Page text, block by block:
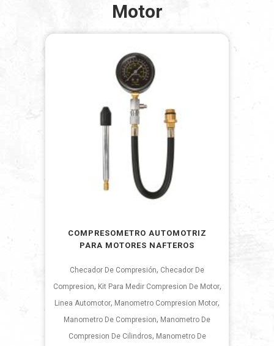
Motor
COMPRESOMETRO AUTOMOTRIZ
PARA MOTORES NAFTEROS
Checador De Compresión, Checador De
Compresion, Kit Para Medir Compresion De Motor,
Linea Automotor, Manometro Compresion Motor,
Manometro De Compresion, Manometro De
Compresion De Cilindros, Manometro De